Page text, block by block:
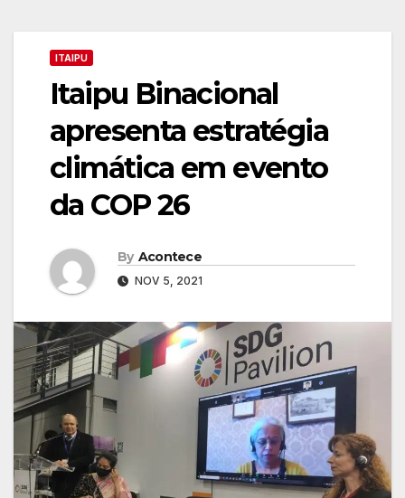
ITAIPU
Itaipu Binacional
apresenta estratégia
climática em evento
da COP 26
By Acontece
NOV 5, 2021